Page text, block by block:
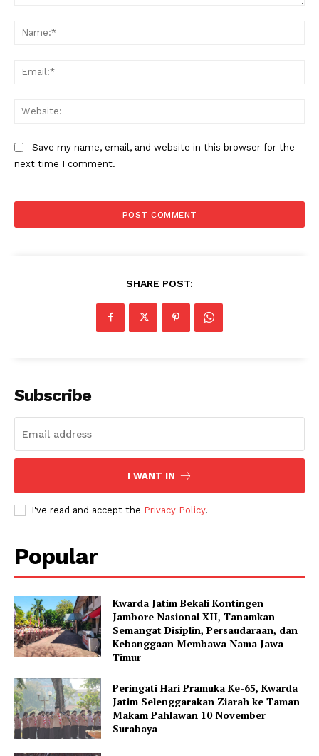
Save my name, email, and website in this browser for the
next time I comment.
SHARE POST:
Subscribe
I WANT IN
I've read and accept the Privacy Policy.
Popular
Kwarda Jatim Bekali Kontingen
Jambore Nasional XII, Tanamkan
Semangat Disiplin, Persaudaraan, dan
Kebanggaan Membawa Nama Jawa
Timur
Peringati Hari Pramuka Ke-65, Kwarda
Jatim Selenggarakan Ziarah ke Taman
Makam Pahlawan 10 November
Surabaya